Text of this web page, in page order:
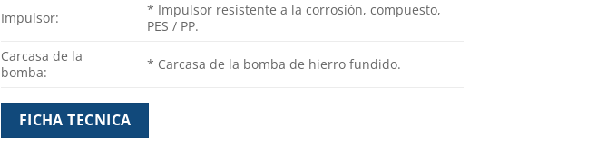
Impulsor:
* Impulsor resistente a la corrosión, compuesto,
PES / PP.
Carcasa de la
bomba:
* Carcasa de la bomba de hierro fundido.
FICHA TECNICA